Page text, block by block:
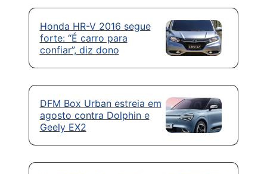
Honda HR-V 2016 segue
forte: “É carro para
confiar”, diz dono
DFM Box Urban estreia em
agosto contra Dolphin e
Geely EX2